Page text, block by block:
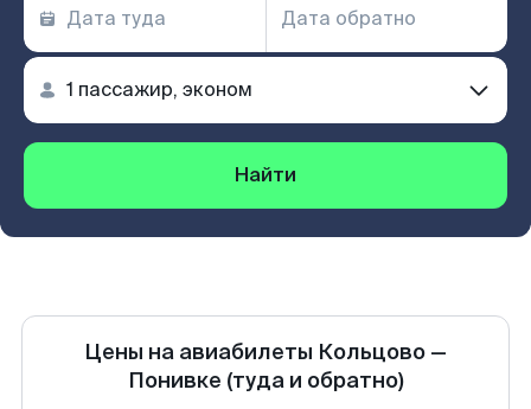
Найти
Цены на авиабилеты Кольцово —
Понивке (туда и обратно)